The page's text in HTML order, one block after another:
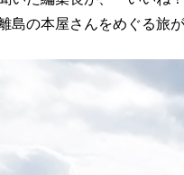
島の本屋さんをめぐる旅